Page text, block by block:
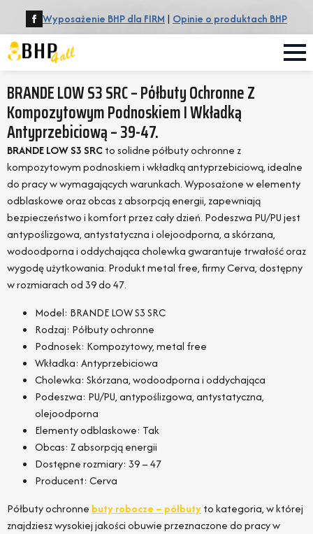
Wyposażenie BHP dla FIRM | Opinie o produktach BHP
BRANDE LOW S3 SRC – Półbuty Ochronne Z
Kompozytowym Podnoskiem I Wkładką
Antyprzebiciową – 39-47.
BRANDE LOW S3 SRCto solidne półbuty ochronne z
kompozytowym podnoskiem i wkładką antyprzebiciową, idealne
do pracy w wymagających warunkach. Wyposażone w elementy
odblaskowe oraz obcas z absorpcją energii, zapewniają
bezpieczeństwo i komfort przez cały dzień. Podeszwa PU/PU jest
antypoślizgowa, antystatyczna i olejoodporna, a skórzana,
wodoodporna i oddychająca cholewka gwarantuje trwałość oraz
wygodę użytkowania. Produkt metal free, firmy Cerva, dostępny
w rozmiarach od 39 do 47.
Model: BRANDE LOW S3 SRC
Rodzaj: Półbuty ochronne
Podnosek: Kompozytowy, metal free
Wkładka: Antyprzebiciowa
Cholewka: Skórzana, wodoodporna i oddychająca
Podeszwa: PU/PU, antypoślizgowa, antystatyczna,
olejoodporna
Elementy odblaskowe: Tak
Obcas: Z absorpcją energii
Dostępne rozmiary: 39 – 47
Producent: Cerva
Półbuty ochronne buty robocze – półbutyto kategoria, w której
znajdziesz wysokiej jakości obuwie przeznaczone do pracy w